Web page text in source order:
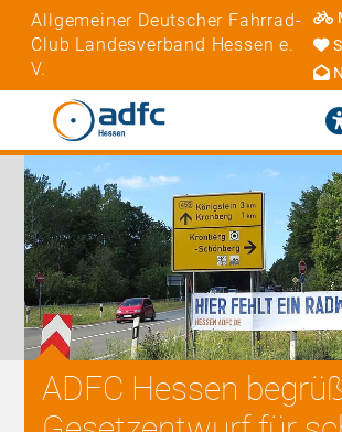
Allgemeiner Deutscher Fahrrad-
Club Landesverband Hessen e.
V.
ADFC Hessen